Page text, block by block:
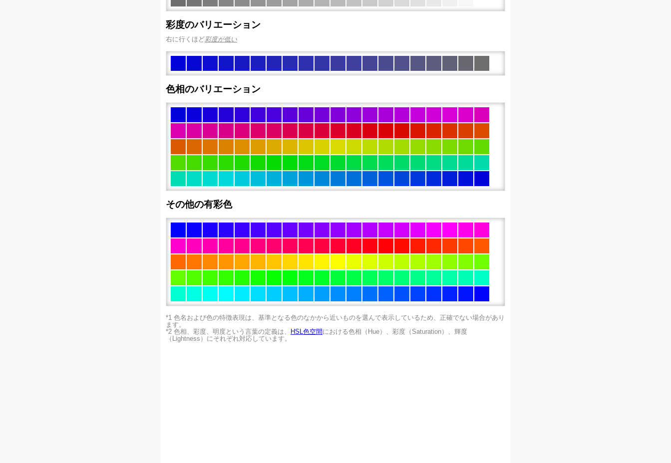
彩度のバリエーション
右に行くほど彩度が低い
色相のバリエーション
その他の有彩色
*1 色名および色の特徴表現は、基準となる色のなかから近いものを選んで表示しているため、正確でない場合があり
ます。
*2 色相、彩度、明度という言葉の定義は、
HSL色空間 における色相（Hue）、彩度（Saturation）、輝度
（Lightness）にそれぞれ対応しています。